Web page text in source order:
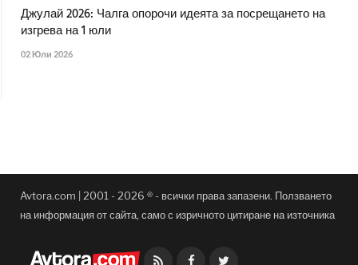
Джулай 2026: Чалга опорочи идеята за посрещането на
изгрева на 1 юли
02 Юли 2026
Avtora.com | 2001 - 2026 ® - всички права запазени. Ползването
на информация от сайта, само с изричното цитиране на източника
Facebook